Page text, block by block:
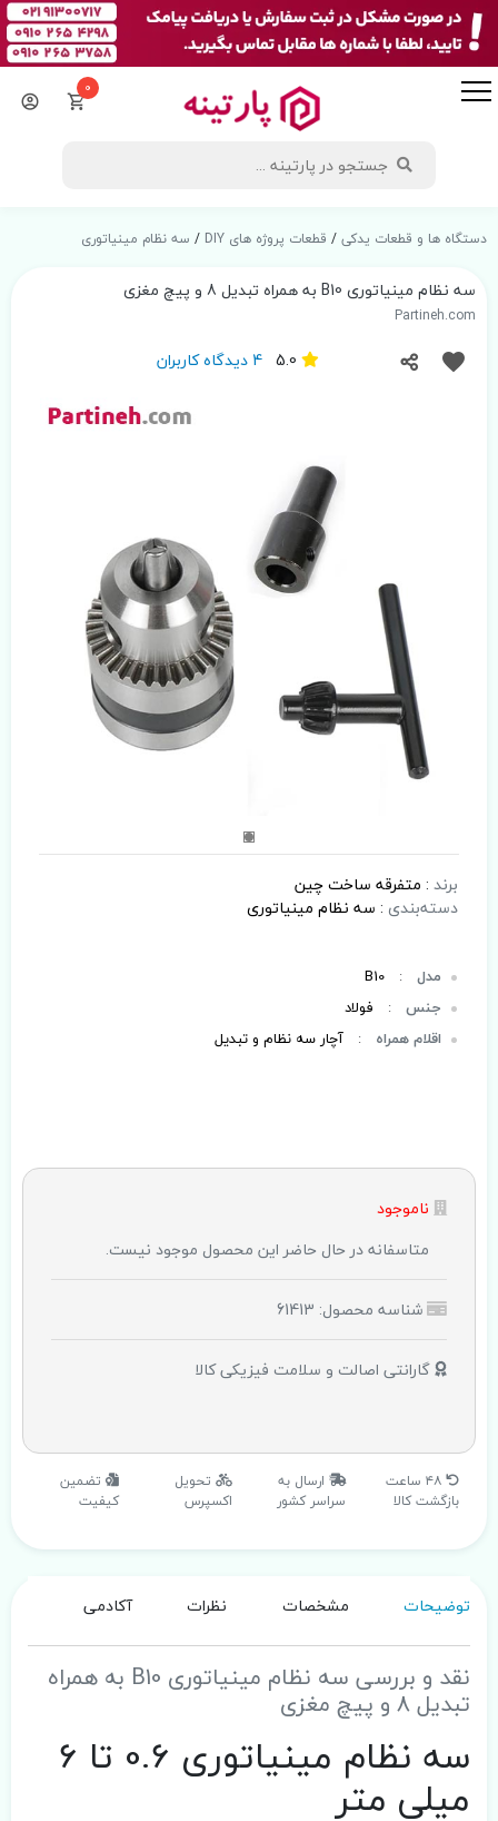
0
دستگاه ها و قطعات یدکی/ قطعات پروژه های DIY / سه نظام مینیاتوری
سه نظام مینیاتوری B10 به همراه تبدیل 8 و پیچ مغزی
Partineh.com
4 دیدگاه کاربران
برند : متفرقه ساخت چین
دسته‌بندی : سه نظام مینیاتوری
مدل :
B10
جنس :
فولاد
اقلام همراه
: آچار سه نظام و تبدیل
ناموجود
متاسفانه در حال حاضر این محصول موجود نیست.
شناسه محصول: 61413
گارانتی اصالت و سلامت فیزیکی کالا
۴۸ ساعت
بازگشت کالا
ارسال به
سراسر کشور
تحویل
اکسپرس
تضمین
کیفیت
توضیحات مشخصات نظرات آکادمی
نقد و بررسی سه نظام مینیاتوری B10 به همراه
تبدیل 8 و پیچ مغزی
سه نظام مینیاتوری 0.6 تا 6
میلی متر